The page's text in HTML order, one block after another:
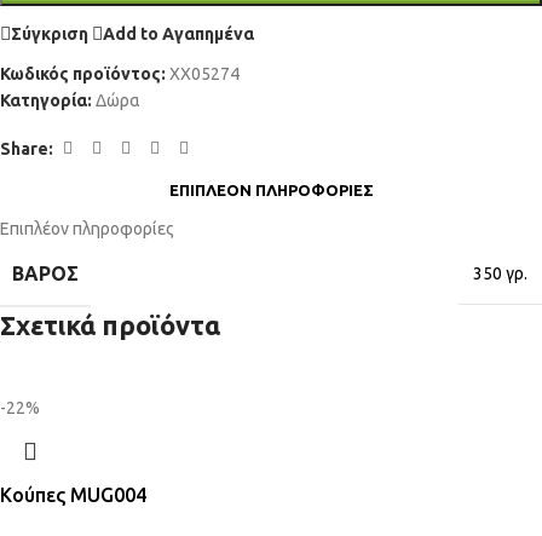
Σύγκριση Add to Αγαπημένα
Κωδικός προϊόντος: XX05274
Κατηγορία: Δώρα
Share:
ΕΠΙΠΛΈΟΝ ΠΛΗΡΟΦΟΡΊΕΣ
Επιπλέον πληροφορίες
ΒΆΡΟΣ 350 γρ.
Σχετικά προϊόντα
-22%
Κούπες MUG004